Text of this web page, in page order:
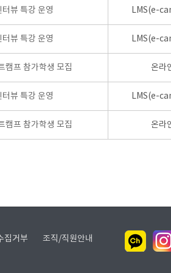
뷰 특강 운영 LMS(e-
뷰 특강 운영 LMS(e-
캠프 참가학생 모집 온라
뷰 특강 운영 LMS(e-
캠프 참가학생 모집 온라
집거부 조직/직원안내